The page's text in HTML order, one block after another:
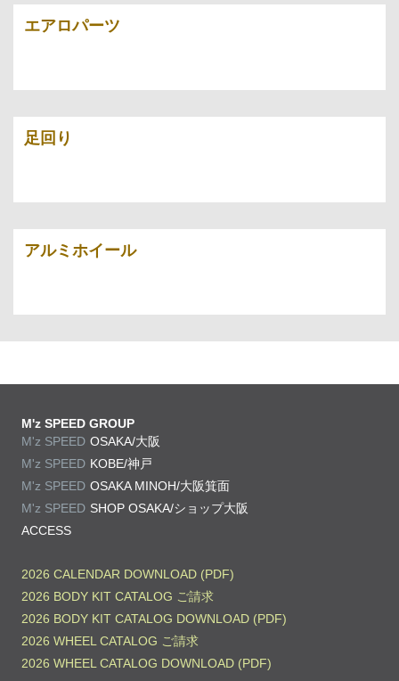
エアロパーツ
足回り
アルミホイール
M'z SPEED GROUP
M'z SPEED OSAKA/大阪
M'z SPEED KOBE/神戸
M'z SPEED OSAKA MINOH/大阪箕面
M'z SPEED SHOP OSAKA/ショップ大阪
ACCESS
2026 CALENDAR DOWNLOAD (PDF)
2026 BODY KIT CATALOG ご請求
2026 BODY KIT CATALOG DOWNLOAD (PDF)
2026 WHEEL CATALOG ご請求
2026 WHEEL CATALOG DOWNLOAD (PDF)